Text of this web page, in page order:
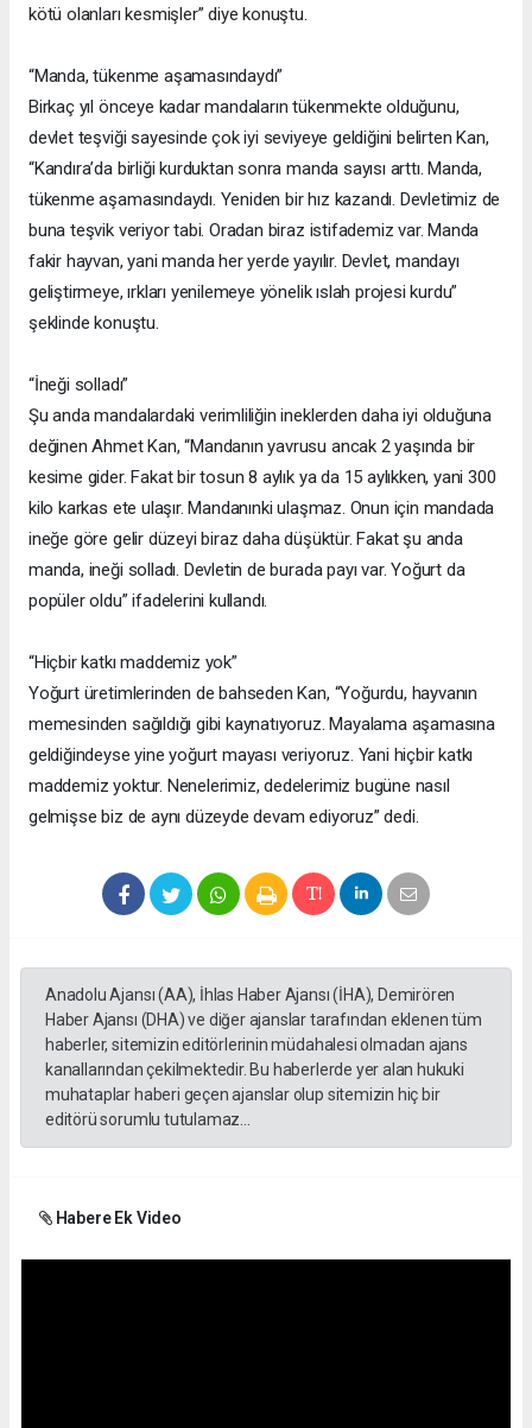
kötü olanları kesmişler” diye konuştu.
“Manda, tükenme aşamasındaydı”
Birkaç yıl önceye kadar mandaların tükenmekte olduğunu,
devlet teşviği sayesinde çok iyi seviyeye geldiğini belirten Kan,
“Kandıra’da birliği kurduktan sonra manda sayısı arttı. Manda,
tükenme aşamasındaydı. Yeniden bir hız kazandı. Devletimiz de
buna teşvik veriyor tabi. Oradan biraz istifademiz var. Manda
fakir hayvan, yani manda her yerde yayılır. Devlet, mandayı
geliştirmeye, ırkları yenilemeye yönelik ıslah projesi kurdu”
şeklinde konuştu.
“İneği solladı”
Şu anda mandalardaki verimliliğin ineklerden daha iyi olduğuna
değinen Ahmet Kan, “Mandanın yavrusu ancak 2 yaşında bir
kesime gider. Fakat bir tosun 8 aylık ya da 15 aylıkken, yani 300
kilo karkas ete ulaşır. Mandanınki ulaşmaz. Onun için mandada
ineğe göre gelir düzeyi biraz daha düşüktür. Fakat şu anda
manda, ineği solladı. Devletin de burada payı var. Yoğurt da
popüler oldu” ifadelerini kullandı.
“Hiçbir katkı maddemiz yok”
Yoğurt üretimlerinden de bahseden Kan, “Yoğurdu, hayvanın
memesinden sağıldığı gibi kaynatıyoruz. Mayalama aşamasına
geldiğindeyse yine yoğurt mayası veriyoruz. Yani hiçbir katkı
maddemiz yoktur. Nenelerimiz, dedelerimiz bugüne nasıl
gelmişse biz de aynı düzeyde devam ediyoruz” dedi.
Anadolu Ajansı (AA), İhlas Haber Ajansı (İHA), Demirören
Haber Ajansı (DHA) ve diğer ajanslar tarafından eklenen tüm
haberler, sitemizin editörlerinin müdahalesi olmadan ajans
kanallarından çekilmektedir. Bu haberlerde yer alan hukuki
muhataplar haberi geçen ajanslar olup sitemizin hiç bir
editörü sorumlu tutulamaz...
Habere Ek Video